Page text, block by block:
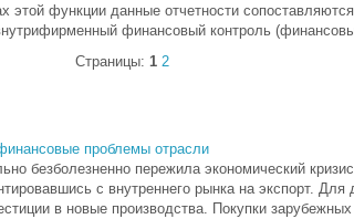
этой функции данные отчетности
финансовый контроль
Страницы: 1 2
проблемы отрасли
безболезненно пережила экономический
с внутреннего рынка на экспорт. Для
в новые производства. Покупки зарубежных